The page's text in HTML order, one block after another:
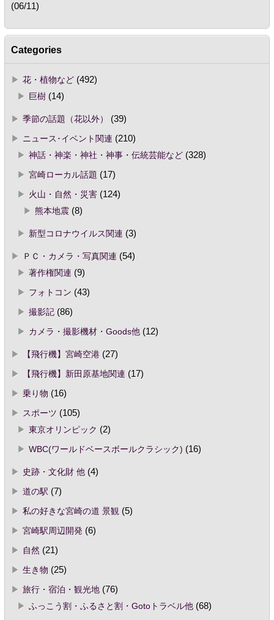
(06/11)
Categories
花・植物など(492)
巨樹(14)
季節の話題（花以外）
(39)
ニュース･イベント関連 (210)
神話・神楽・神社・神事・伝統芸能など(328)
宮崎ローカル話題 (17)
火山・自然・災害(124)
熊本地震(8)
新型コロナウイルス関連 (3)
ＰＣ・カメラ・写真関連 (54)
著作権関連 (9)
フォトコン (43)
撮影記(86)
カメラ・撮影機材・Goods他(12)
【飛行機】宮崎空港(27)
【飛行機】新田原基地関連 (17)
乗り物 (16)
スポーツ (105)
東京オリンピック (2)
WBC(ワールドベースボールクラシック) (16)
史跡・文化財 他(4)
道の駅 (7)
私の好きな宮崎の道 景観 (5)
宮崎駅周辺開発(6)
自然 (21)
生き物 (25)
旅行・宿泊・観光地(76)
ふっこう割・ふるさと割・Gotoトラベル他(68)